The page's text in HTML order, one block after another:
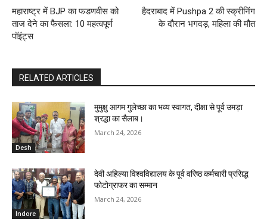
महाराष्ट्र में BJP का फडणवीस को
ताज देने का फैसला: 10 महत्वपूर्ण
पॉइंट्स
हैदराबाद में Pushpa 2 की स्क्रीनिंग
के दौरान भगदड़, महिला की मौत
RELATED ARTICLES
Desh
मुमुक्षु आगम गुलेच्छा का भव्य स्वागत, दीक्षा से पूर्व उमड़ा
श्रद्धा का सैलाब।
March 24, 2026
Indore
देवी अहिल्या विश्वविद्यालय के पूर्व वरिष्ठ कर्मचारी प्रसिद्ध
फोटोग्राफर का सम्मान
March 24, 2026